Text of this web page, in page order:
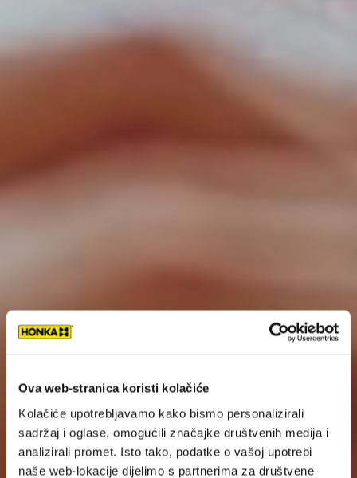
Ova web-stranica koristi kolačiće
Kolačiće upotrebljavamo kako bismo personalizirali
sadržaj i oglase, omogućili značajke društvenih medija i
analizirali promet. Isto tako, podatke o vašoj upotrebi
naše web-lokacije dijelimo s partnerima za društvene